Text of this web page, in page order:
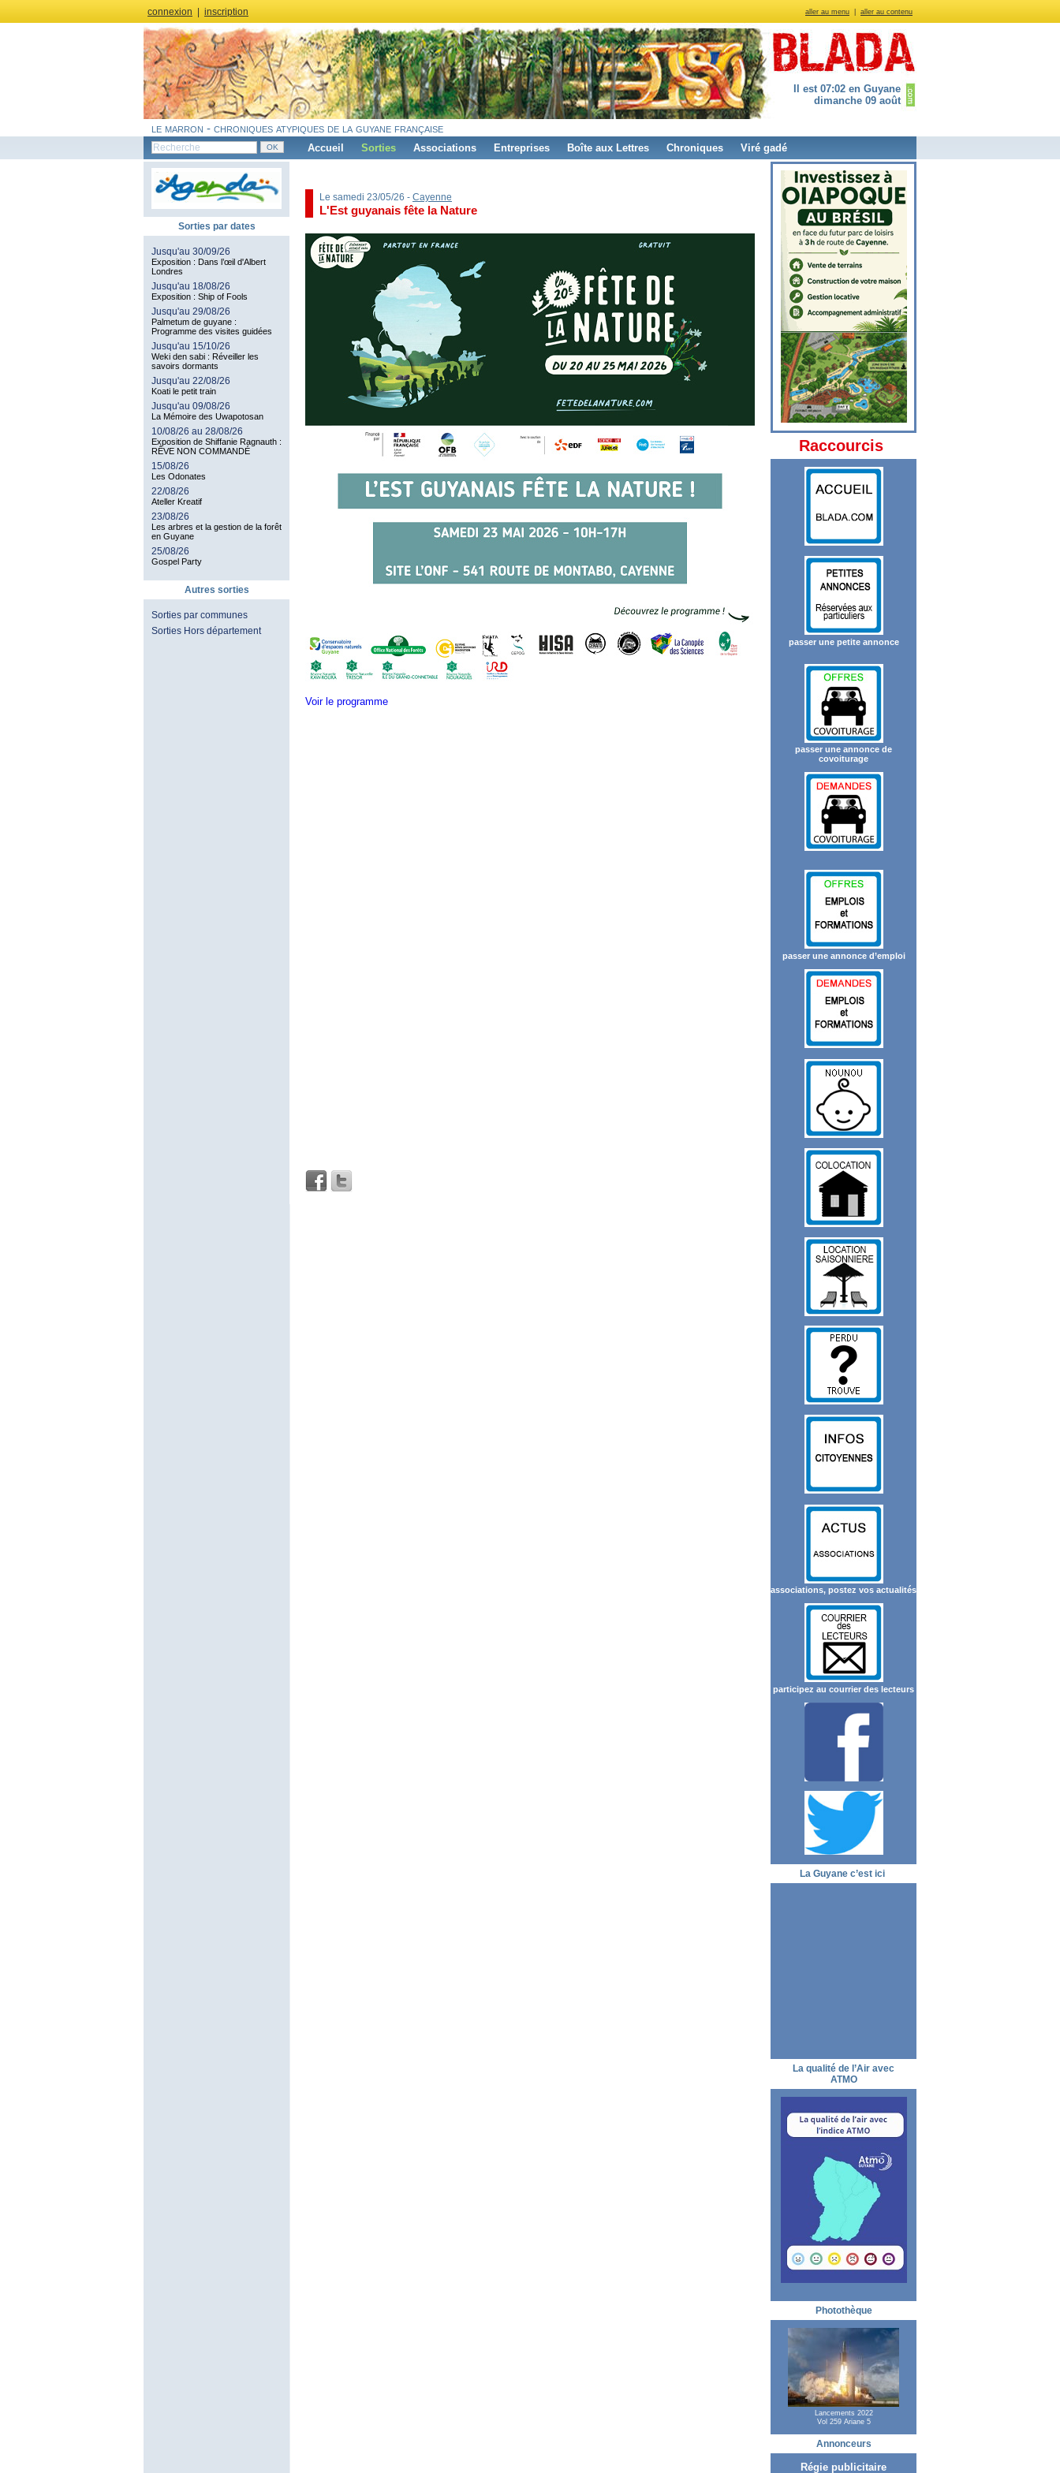
aller au menu aller au contenu
connexion inscription
Il est 07:02 en Guyane
dimanche 09 août
le marron - chroniques atypiques de la guyane française
Accueil Sorties Associations Entreprises Boîte aux Lettres Chroniques Viré gadé
Sorties par dates
Jusqu'au 30/09/26
Exposition : Dans l’œil d'Albert
Londres
Jusqu'au 18/08/26
Exposition : Ship of Fools
Jusqu'au 29/08/26
Palmetum de guyane :
Programme des visites guidées
Jusqu'au 15/10/26
Weki den sabi : Réveiller les
savoirs dormants
Jusqu'au 22/08/26
Koati le petit train
Jusqu'au 09/08/26
La Mémoire des Uwapotosan
10/08/26 au 28/08/26
Exposition de Shiffanie Ragnauth :
RÊVE NON COMMANDÉ
15/08/26
Les Odonates
22/08/26
Ateller Kreatif
23/08/26
Les arbres et la gestion de la forêt
en Guyane
25/08/26
Gospel Party
Autres sorties
Sorties par communes
Sorties Hors département
Le samedi 23/05/26 - Cayenne
L'Est guyanais fête la Nature
Voir le programme
Raccourcis
passer une petite annonce
passer une annonce de
covoiturage
passer une annonce d’emploi
associations, postez vos actualités
participez au courrier des lecteurs
La Guyane c’est ici
La qualité de l’Air avec
ATMO
Photothèque
Lancements 2022
Vol 259 Ariane 5
Annonceurs
Régie publicitaire